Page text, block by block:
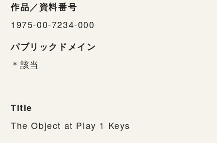
作品／資料番号
1975-00-7234-000
パブリックドメイン
＊該当
Title
The Object at Play 1 Keys